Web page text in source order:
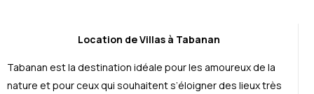
Location de Villas à Tabanan
Tabanan est la destination idéale pour les amoureux de la
nature et pour ceux qui souhaitent s’éloigner des lieux très